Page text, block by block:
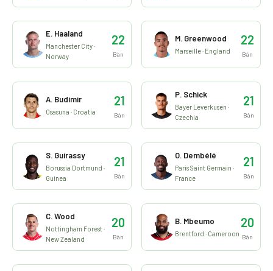
E. Haaland
Manchester City ·
Norway
22
Bàn
M. Greenwood
Marseille · England
22
Bàn
A. Budimir
Osasuna · Croatia
21
Bàn
P. Schick
Bayer Leverkusen ·
Czechia
21
Bàn
S. Guirassy
Borussia Dortmund ·
Guinea
21
Bàn
O. Dembélé
Paris Saint Germain ·
France
21
Bàn
C. Wood
Nottingham Forest ·
New Zealand
20
Bàn
B. Mbeumo
Brentford · Cameroon
20
Bàn